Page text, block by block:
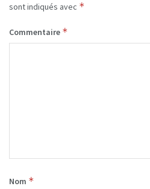
sont indiqués avec *
Commentaire *
Nom *